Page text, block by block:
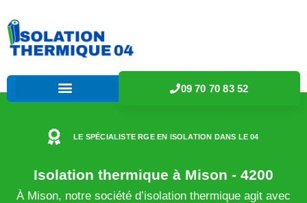
09 70 70 83 52
LE SPÉCIALISTE RGE EN ISOLATION DANS LE 04
Isolation thermique à Mison - 4200
À Mison, notre société d’isolation thermique agit avec